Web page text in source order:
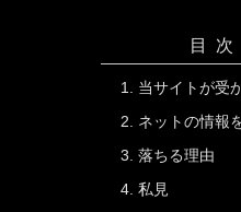
目次
当サイトが受
ネットの情報
落ちる理由
私見